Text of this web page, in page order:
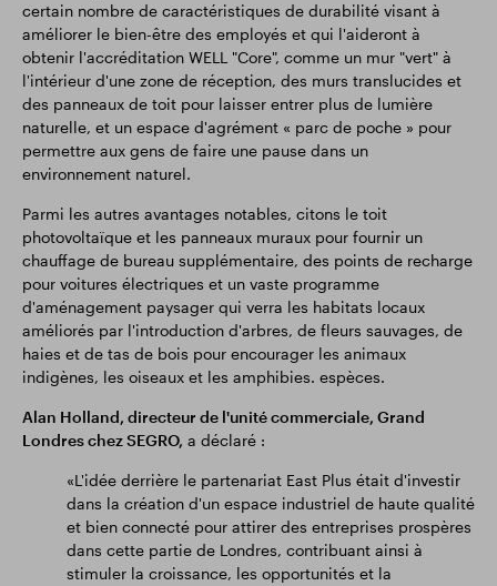
certain nombre de caractéristiques de durabilité visant à
améliorer le bien-être des employés et qui l'aideront à
obtenir l'accréditation WELL "Core", comme un mur "vert" à
l'intérieur d'une zone de réception, des murs translucides et
des panneaux de toit pour laisser entrer plus de lumière
naturelle, et un espace d'agrément « parc de poche » pour
permettre aux gens de faire une pause dans un
environnement naturel.
Parmi les autres avantages notables, citons le toit
photovoltaïque et les panneaux muraux pour fournir un
chauffage de bureau supplémentaire, des points de recharge
pour voitures électriques et un vaste programme
d'aménagement paysager qui verra les habitats locaux
améliorés par l'introduction d'arbres, de fleurs sauvages, de
haies et de tas de bois pour encourager les animaux
indigènes, les oiseaux et les amphibies. espèces.
Alan Holland, directeur de l'unité commerciale, Grand
Londres chez SEGRO, a déclaré :
«L'idée derrière le partenariat East Plus était d'investir
dans la création d'un espace industriel de haute qualité
et bien connecté pour attirer des entreprises prospères
dans cette partie de Londres, contribuant ainsi à
stimuler la croissance, les opportunités et la